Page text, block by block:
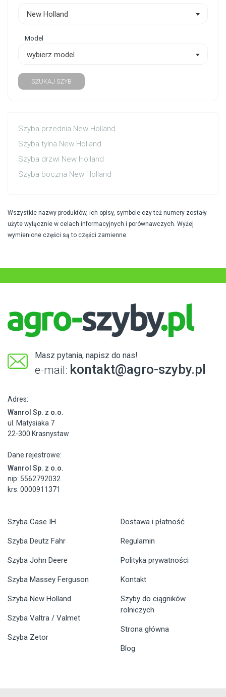
New Holland
Model
wybierz model
SZUKAJ SZYB
Szyba przednia New Holland
Szyba tylna New Holland
Szyba drzwi New Holland
Szyba boczna New Holland
Wszystkie nazwy produktów, ich opisy, symbole czy też numery zostały
użyte wyłącznie w celach informacyjnych i porównawczych. Wyżej
wymienione części są to części zamienne.
Masz pytania, napisz do nas!
e-mail: kontakt@agro-szyby.pl
Adres:
Wanrol Sp. z o.o.
ul. Matysiaka 7
22-300 Krasnystaw
Dane rejestrowe:
Wanrol Sp. z o.o.
nip: 5562792032
krs: 0000911371
Szyba Case IH
Szyba Deutz Fahr
Szyba John Deere
Szyba Massey Ferguson
Szyba New Holland
Szyba Valtra / Valmet
Szyba Zetor
Dostawa i płatność
Regulamin
Polityka prywatności
Kontakt
Szyby do ciągników
rolniczych
Strona główna
Blog